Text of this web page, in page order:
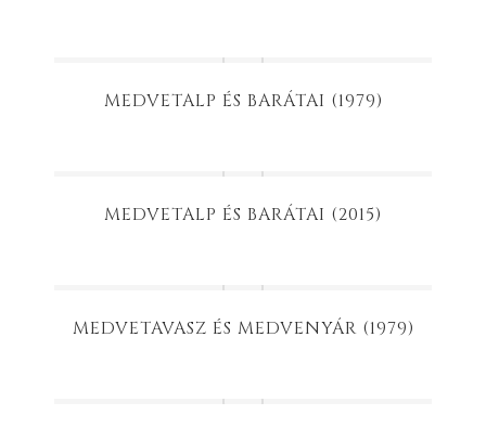
MEDVETALP ÉS BARÁTAI (1979)
MEDVETALP ÉS BARÁTAI (2015)
MEDVETAVASZ ÉS MEDVENYÁR (1979)